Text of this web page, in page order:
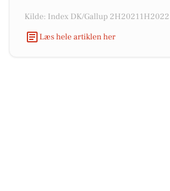
Kilde: Index DK/Gallup
Læs hele artiklen her